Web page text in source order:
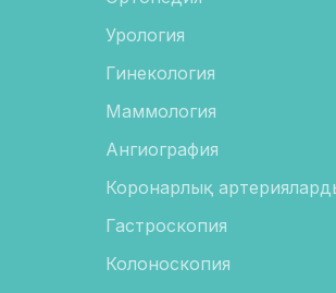
Урология
Гинекология
Маммология
Ангиография
Коронарлық
Гастроскопия
Колоноскопия